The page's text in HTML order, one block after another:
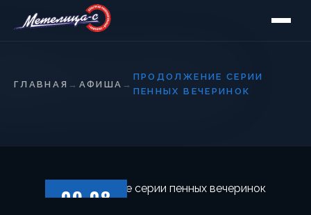
ГЛАВНАЯ → АФИША →
ПРОДОЛЖЕНИЕ СЕРИИ
ПЕННЫХ ВЕЧЕРИНОК
09.08